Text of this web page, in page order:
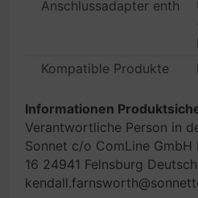
Anschlussadapter
Kompatible Produkte
Informationen
Verantwortliche Person in
Sonnet c/o ComLine
16 24941 Felnsburg